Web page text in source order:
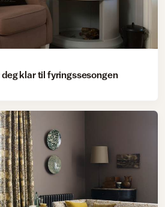
deg klar til fyringssesongen